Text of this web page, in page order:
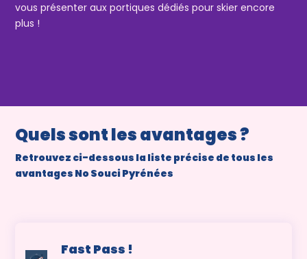
vous présenter aux portiques dédiés pour skier encore
plus !
Quels sont les avantages ?
Retrouvez ci-dessous la liste précise de tous les
avantages No Souci Pyrénées
Fast Pass !